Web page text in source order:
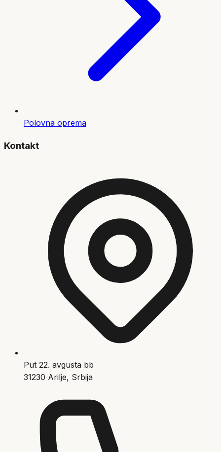
Polovna oprema
Kontakt
Put 22. avgusta bb
31230 Arilje, Srbija